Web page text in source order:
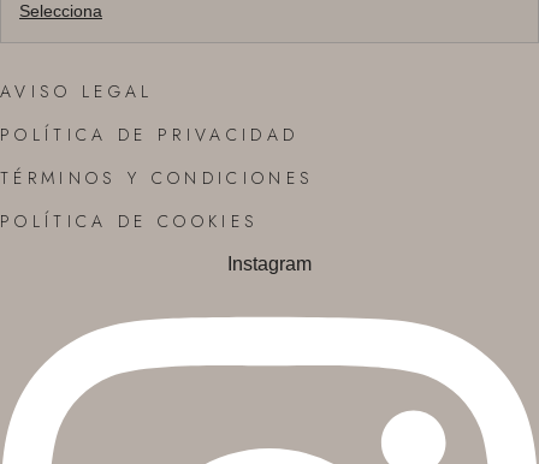
Selecciona
AVISO LEGAL
POLÍTICA DE PRIVACIDAD
TÉRMINOS Y CONDICIONES
POLÍTICA DE COOKIES
Instagram